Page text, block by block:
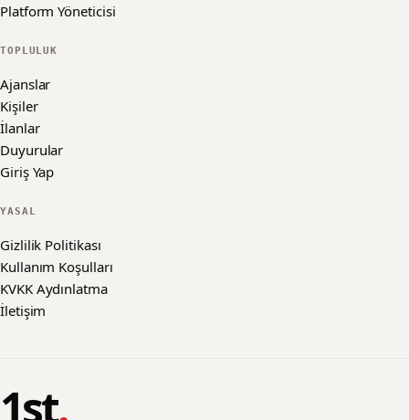
Platform Yöneticisi
TOPLULUK
Ajanslar
Kişiler
İlanlar
Duyurular
Giriş Yap
YASAL
Gizlilik Politikası
Kullanım Koşulları
KVKK Aydınlatma
İletişim
1st.